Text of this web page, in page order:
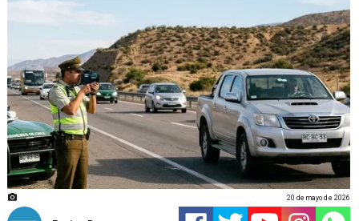
20 de mayo de 2026